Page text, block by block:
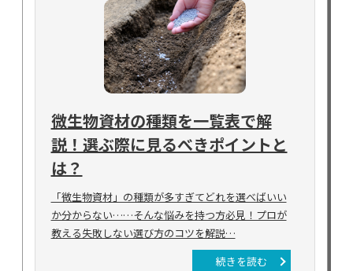
微生物資材の種類を一覧表で解
説！選ぶ際に見るべきポイントと
は？
「微生物資材」の種類が多すぎてどれを選べばいい
か分からない……そんな悩みを持つ方必見！プロが
教える失敗しない選び方のコツを解説…
続きを読む